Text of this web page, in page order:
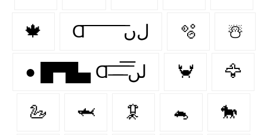
🍁 Ɑ͞ ͞ ͞ ͞ ͞ ͞ ͞ ͞ لﮞ 🫧 ☃️
● █▀█▄ Ɑ͞ ̶͞ ̶͞ ̶͞ لں͞ 🦀 🦅
🦢 🦈 🦑 🐁 🐎